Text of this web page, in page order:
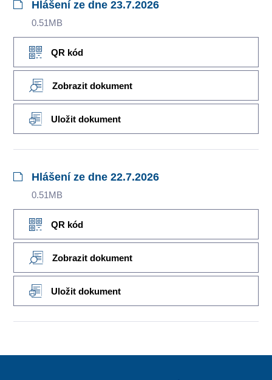
Hlášení ze dne 23.7.2026
0.51MB
QR kód
Zobrazit dokument
Uložit dokument
Hlášení ze dne 22.7.2026
0.51MB
QR kód
Zobrazit dokument
Uložit dokument